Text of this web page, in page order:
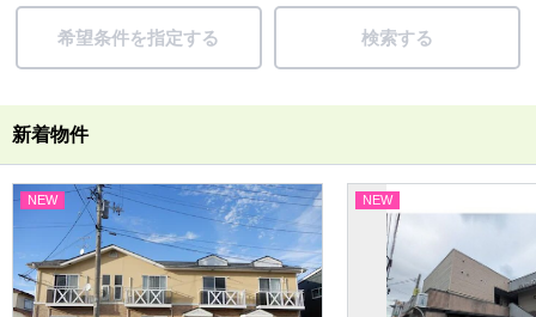
希望条件を指定する 検索する
新着物件
NEW NEW